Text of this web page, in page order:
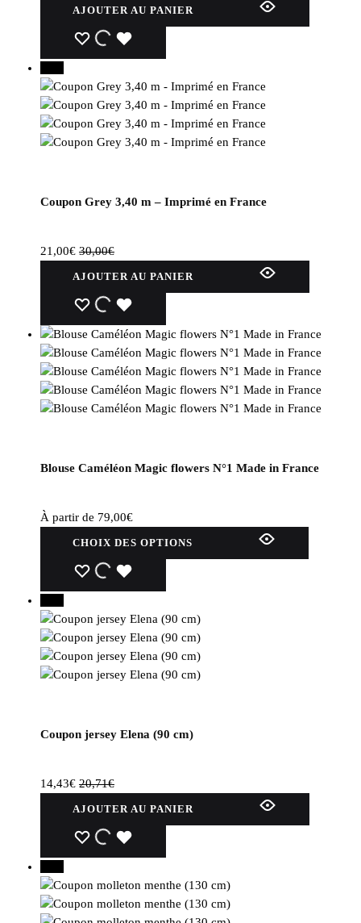
AJOUTER AU PANIER
WISHLIST
WISHLIST
Coupon Grey 3,40 m – Imprimé en France
21,00€ 30,00€
AJOUTER AU PANIER
WISHLIST
WISHLIST
Blouse Caméléon Magic flowers N°1 Made in France
À partir de 79,00€
CHOIX DES OPTIONS
produit
WISHLIST
WISHLIST
Coupon jersey Elena (90 cm)
14,43€ 20,71€
AJOUTER AU PANIER
WISHLIST
WISHLIST